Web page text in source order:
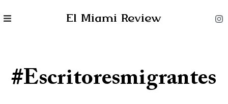
El Miami Review
#escritoresmigrantes